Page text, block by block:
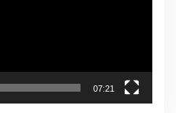
07:21